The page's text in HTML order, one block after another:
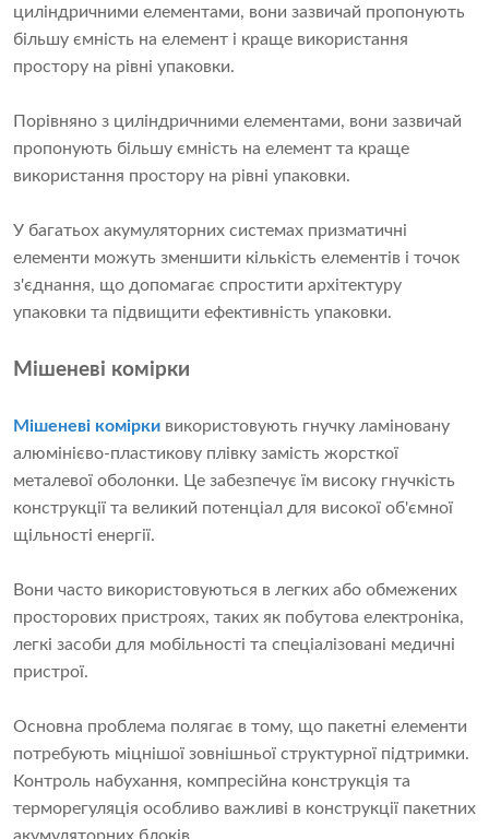
циліндричними елементами, вони зазвичай пропонують
більшу ємність на елемент і краще використання
простору на рівні упаковки.
Порівняно з циліндричними елементами, вони зазвичай
пропонують більшу ємність на елемент та краще
використання простору на рівні упаковки.
У багатьох акумуляторних системах призматичні
елементи можуть зменшити кількість елементів і точок
з'єднання, що допомагає спростити архітектуру
упаковки та підвищити ефективність упаковки.
Мішеневі комірки
Мішеневі комірки використовують гнучку ламіновану
алюмінієво-пластикову плівку замість жорсткої
металевої оболонки. Це забезпечує їм високу гнучкість
конструкції та великий потенціал для високої об'ємної
щільності енергії.
Вони часто використовуються в легких або обмежених
просторових пристроях, таких як побутова електроніка,
легкі засоби для мобільності та спеціалізовані медичні
пристрої.
Основна проблема полягає в тому, що пакетні елементи
потребують міцнішої зовнішньої структурної підтримки.
Контроль набухання, компресійна конструкція та
терморегуляція особливо важливі в конструкції пакетних